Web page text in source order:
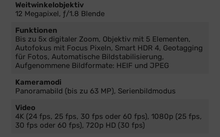
Weitwinkelobjektiv
12 Megapixel, ƒ/1.8 Blende
Funktionen
Bis zu 5x digitaler Zoom, Objektiv mit 5 Elementen,
Autofokus mit Focus Pixeln, Smart HDR 4, Geotagging
für Fotos, Automatische Bildstabilisierung,
Aufgenommene Bildformate: HEIF und JPEG
Kameramodi
Panoramabild (bis zu 63 MP), Serienbildmodus
Video
4K (24 fps, 25 fps, 30 fps oder 60 fps), 1080p (25 fps,
30 fps oder 60 fps), 720p HD (30 fps)